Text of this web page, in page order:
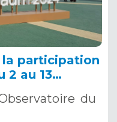
la participation
2 au 13
du